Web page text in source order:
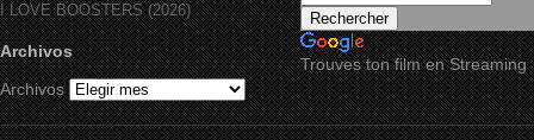
I LOVE BOOSTERS (2026)
Archivos
Archivos
Trouves ton film en Streaming